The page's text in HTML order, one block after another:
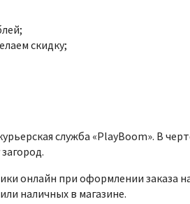
скидку;
служба «PlayBoom». В
онлайн при оформлении заказа
наличных в магазине.